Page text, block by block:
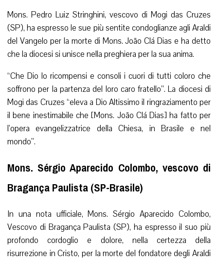
Mons. Pedro Luiz Stringhini, vescovo di Mogi das Cruzes
(SP), ha espresso le sue più sentite condoglianze agli Araldi
del Vangelo per la morte di Mons. João Clá Dias e ha detto
che la diocesi si unisce nella preghiera per la sua anima.
“Che Dio lo ricompensi e consoli i cuori di tutti coloro che
soffrono per la partenza del loro caro fratello”. La diocesi di
Mogi das Cruzes “eleva a Dio Altissimo il ringraziamento per
il bene inestimabile che [Mons. João Clá Dias] ha fatto per
l’opera evangelizzatrice della Chiesa, in Brasile e nel
mondo”.
Mons. Sérgio Aparecido Colombo, vescovo di
Bragança Paulista (SP-Brasile)
In una nota ufficiale, Mons. Sérgio Aparecido Colombo,
Vescovo di Bragança Paulista (SP), ha espresso il suo più
profondo cordoglio e dolore, nella certezza della
risurrezione in Cristo, per la morte del fondatore degli Araldi